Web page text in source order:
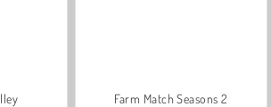
Farm Match Seasons 2